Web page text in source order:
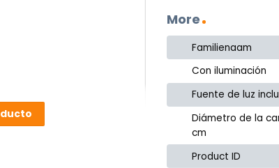
More
Familienaam
Con iluminación
Fuente de luz
Diámetro de la
cm
Product ID